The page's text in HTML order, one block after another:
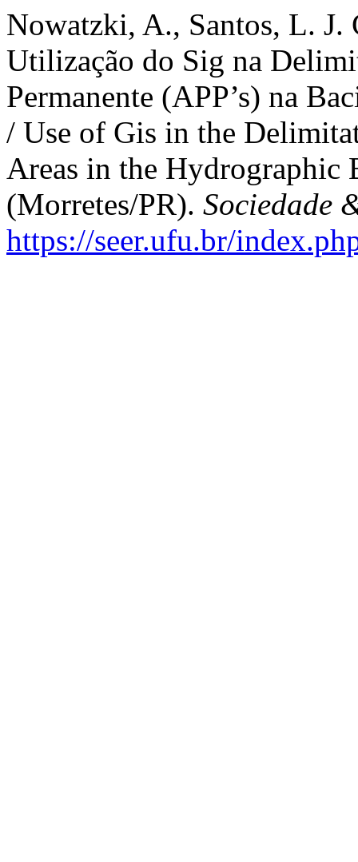
Nowatzki, A., Santos, L. J.
Utilização do Sig na
Permanente (APP’s) na
/ Use of Gis in the
Areas in the Hydrographic
(Morretes/PR). Sociedade
https://seer.ufu.br/